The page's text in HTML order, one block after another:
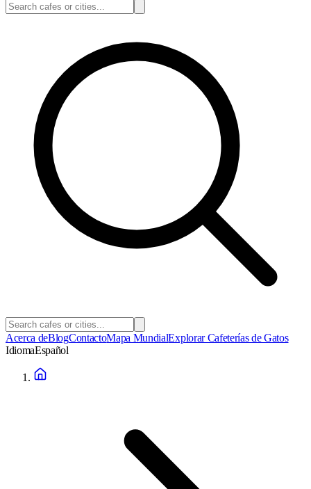
Acerca deBlogContactoMapa MundialExplorar Cafeterías de Gatos
IdiomaEspañol